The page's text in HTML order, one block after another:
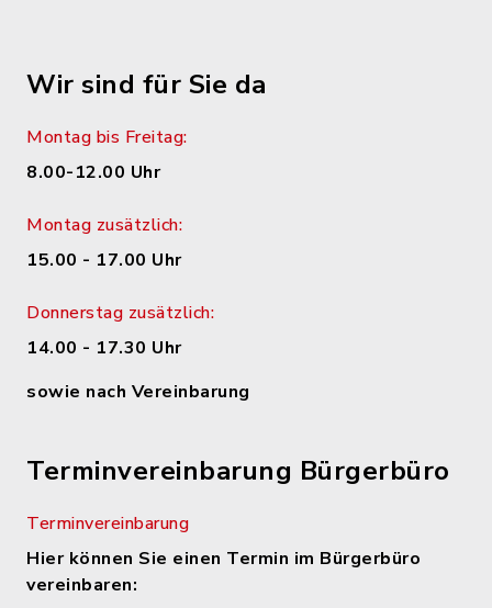
Wir sind für Sie da
Montag bis Freitag:
8.00-12.00 Uhr
Montag zusätzlich:
15.00 - 17.00 Uhr
Donnerstag zusätzlich:
14.00 - 17.30 Uhr
sowie nach Vereinbarung
Terminvereinbarung Bürgerbüro
Terminvereinbarung
Hier können Sie einen Termin im Bürgerbüro
vereinbaren: